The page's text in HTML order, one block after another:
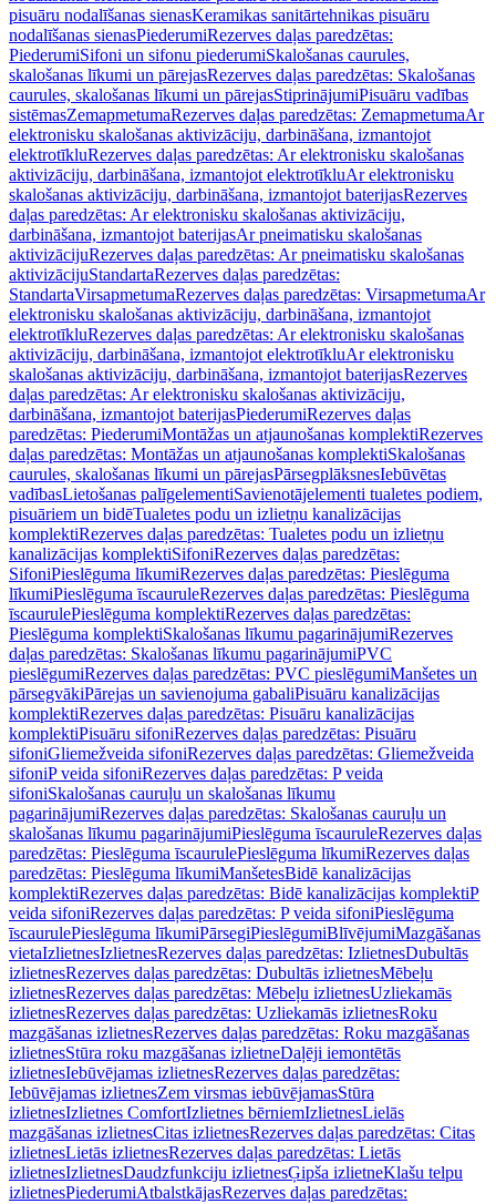
pisuāru nodalīšanas sienasKeramikas sanitārtehnikas pisuāru
nodalīšanas sienasPiederumiRezerves daļas paredzētas:
PiederumiSifoni un sifonu piederumiSkalošanas caurules,
skalošanas līkumi un pārejasRezerves daļas paredzētas: Skalošanas
caurules, skalošanas līkumi un pārejasStiprinājumiPisuāru vadības
sistēmasZemapmetumaRezerves daļas paredzētas: ZemapmetumaAr
elektronisku skalošanas aktivizāciju, darbināšana, izmantojot
elektrotīkluRezerves daļas paredzētas: Ar elektronisku skalošanas
aktivizāciju, darbināšana, izmantojot elektrotīkluAr elektronisku
skalošanas aktivizāciju, darbināšana, izmantojot baterijasRezerves
daļas paredzētas: Ar elektronisku skalošanas aktivizāciju,
darbināšana, izmantojot baterijasAr pneimatisku skalošanas
aktivizācijuRezerves daļas paredzētas: Ar pneimatisku skalošanas
aktivizācijuStandartaRezerves daļas paredzētas:
StandartaVirsapmetumaRezerves daļas paredzētas: VirsapmetumaAr
elektronisku skalošanas aktivizāciju, darbināšana, izmantojot
elektrotīkluRezerves daļas paredzētas: Ar elektronisku skalošanas
aktivizāciju, darbināšana, izmantojot elektrotīkluAr elektronisku
skalošanas aktivizāciju, darbināšana, izmantojot baterijasRezerves
daļas paredzētas: Ar elektronisku skalošanas aktivizāciju,
darbināšana, izmantojot baterijasPiederumiRezerves daļas
paredzētas: PiederumiMontāžas un atjaunošanas komplektiRezerves
daļas paredzētas: Montāžas un atjaunošanas komplektiSkalošanas
caurules, skalošanas līkumi un pārejasPārsegplāksnesIebūvētas
vadībasLietošanas palīgelementiSavienotājelementi tualetes podiem,
pisuāriem un bidēTualetes podu un izlietņu kanalizācijas
komplektiRezerves daļas paredzētas: Tualetes podu un izlietņu
kanalizācijas komplektiSifoniRezerves daļas paredzētas:
SifoniPieslēguma līkumiRezerves daļas paredzētas: Pieslēguma
līkumiPieslēguma īscauruleRezerves daļas paredzētas: Pieslēguma
īscaurulePieslēguma komplektiRezerves daļas paredzētas:
Pieslēguma komplektiSkalošanas līkumu pagarinājumiRezerves
daļas paredzētas: Skalošanas līkumu pagarinājumiPVC
pieslēgumiRezerves daļas paredzētas: PVC pieslēgumiManšetes un
pārsegvākiPārejas un savienojuma gabaliPisuāru kanalizācijas
komplektiRezerves daļas paredzētas: Pisuāru kanalizācijas
komplektiPisuāru sifoniRezerves daļas paredzētas: Pisuāru
sifoniGliemežveida sifoniRezerves daļas paredzētas: Gliemežveida
sifoniP veida sifoniRezerves daļas paredzētas: P veida
sifoniSkalošanas cauruļu un skalošanas līkumu
pagarinājumiRezerves daļas paredzētas: Skalošanas cauruļu un
skalošanas līkumu pagarinājumiPieslēguma īscauruleRezerves daļas
paredzētas: Pieslēguma īscaurulePieslēguma līkumiRezerves daļas
paredzētas: Pieslēguma līkumiManšetesBidē kanalizācijas
komplektiRezerves daļas paredzētas: Bidē kanalizācijas komplektiP
veida sifoniRezerves daļas paredzētas: P veida sifoniPieslēguma
īscaurulePieslēguma līkumiPārsegiPieslēgumiBlīvējumiMazgāšanas
vietaIzlietnesIzlietnesRezerves daļas paredzētas: IzlietnesDubultās
izlietnesRezerves daļas paredzētas: Dubultās izlietnesMēbeļu
izlietnesRezerves daļas paredzētas: Mēbeļu izlietnesUzliekamās
izlietnesRezerves daļas paredzētas: Uzliekamās izlietnesRoku
mazgāšanas izlietnesRezerves daļas paredzētas: Roku mazgāšanas
izlietnesStūra roku mazgāšanas izlietneDaļēji iemontētās
izlietnesIebūvējamas izlietnesRezerves daļas paredzētas:
Iebūvējamas izlietnesZem virsmas iebūvējamasStūra
izlietnesIzlietnes ComfortIzlietnes bērniemIzlietnesLielās
mazgāšanas izlietnesCitas izlietnesRezerves daļas paredzētas: Citas
izlietnesLietās izlietnesRezerves daļas paredzētas: Lietās
izlietnesIzlietnesDaudzfunkciju izlietnesĢipša izlietneKlašu telpu
izlietnesPiederumiAtbalstkājasRezerves daļas paredzētas: